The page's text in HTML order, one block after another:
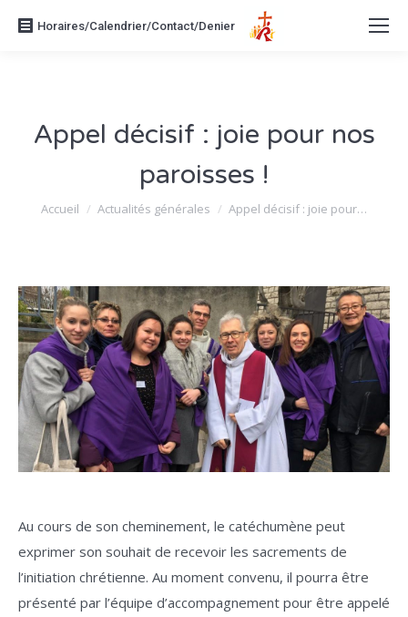
Horaires/Calendrier/Contact/Denier
Appel décisif : joie pour nos
paroisses !
Vous êtes ici :
Accueil Actualités générales Appel décisif : joie pour…
Au cours de son cheminement, le catéchumène peut
exprimer son souhait de recevoir les sacrements de
l’initiation chrétienne. Au moment convenu, il pourra être
présenté par l’équipe d’accompagnement pour être appelé